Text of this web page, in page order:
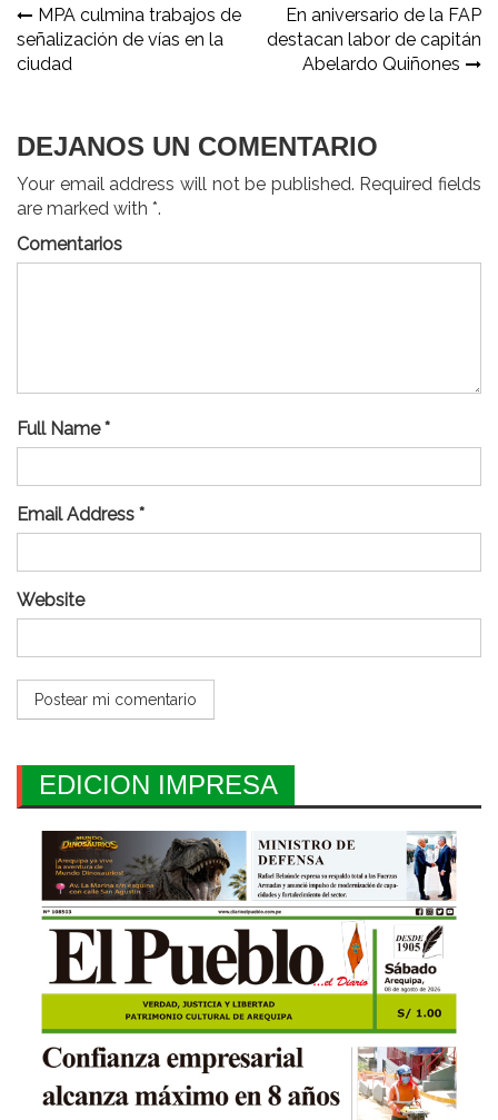
Navegación
de
MPA culmina trabajos de
señalización de vías en la
ciudad
En aniversario de la FAP
destacan labor de capitán
Abelardo Quiñones
DEJANOS UN COMENTARIO
Your email address will not be published. Required fields
are marked with *.
Comentarios
Full Name *
Email Address *
Website
EDICION IMPRESA